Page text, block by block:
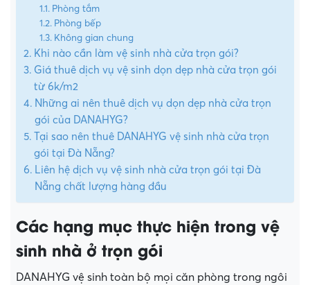
Phòng tắm
Phòng bếp
Không gian chung
Khi nào cần làm vệ sinh nhà cửa trọn gói?
Giá thuê dịch vụ vệ sinh dọn dẹp nhà cửa trọn gói
từ 6k/m2
Những ai nên thuê dịch vụ dọn dẹp nhà cửa trọn
gói của DANAHYG?
Tại sao nên thuê DANAHYG vệ sinh nhà cửa trọn
gói tại Đà Nẵng?
Liên hệ dịch vụ vệ sinh nhà cửa trọn gói tại Đà
Nẵng chất lượng hàng đầu
Các hạng mục thực hiện trong vệ
sinh nhà ở trọn gói
DANAHYG vệ sinh toàn bộ mọi căn phòng trong ngôi